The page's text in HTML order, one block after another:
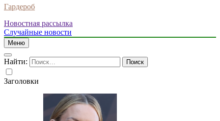
Гардероб
Новостная рассылка
Случайные новости
Меню
Найти:
Заголовки